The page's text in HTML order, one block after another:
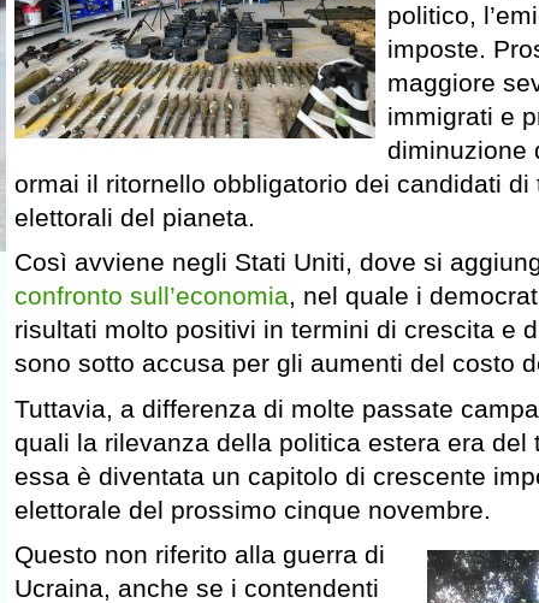
politico,
imposte.
maggiore
immigrati e
diminuzione
ormai il ritornello obbligatorio dei candidati
elettorali del pianeta.
Così avviene negli Stati Uniti, dove si
confronto sull’economia, nel quale i
risultati molto positivi in termini di crescita e
sono sotto accusa per gli aumenti del costo
Tuttavia, a differenza di molte passate
quali la rilevanza della politica estera era del
essa è diventata un capitolo di crescente
elettorale del prossimo cinque novembre.
Questo non riferito alla guerra di
Ucraina, anche se i contendenti